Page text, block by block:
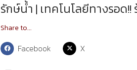
รักษ์น้ำ | เทคโนโลยีทางรอด
Share to...
Facebook X